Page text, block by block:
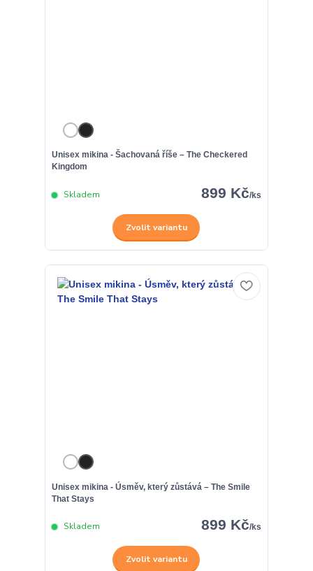
Unisex mikina - Šachovaná říše – The Checkered
Kingdom
899 Kč/ks
Skladem
Zvolit variantu
Unisex mikina - Úsměv, který zůstává – The Smile
That Stays
899 Kč/ks
Skladem
Zvolit variantu